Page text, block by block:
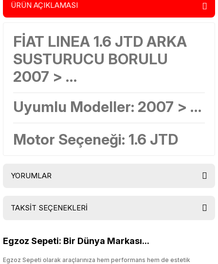
ÜRÜN AÇIKLAMASI
FİAT LINEA 1.6 JTD ARKA
SUSTURUCU BORULU
2007 > …
Uyumlu Modeller: 2007 > …
Motor Seçeneği: 1.6 JTD
YORUMLAR
TAKSİT SEÇENEKLERİ
Egzoz Sepeti: Bir Dünya Markası...
Egzoz Sepeti olarak araçlarınıza hem performans hem de estetik